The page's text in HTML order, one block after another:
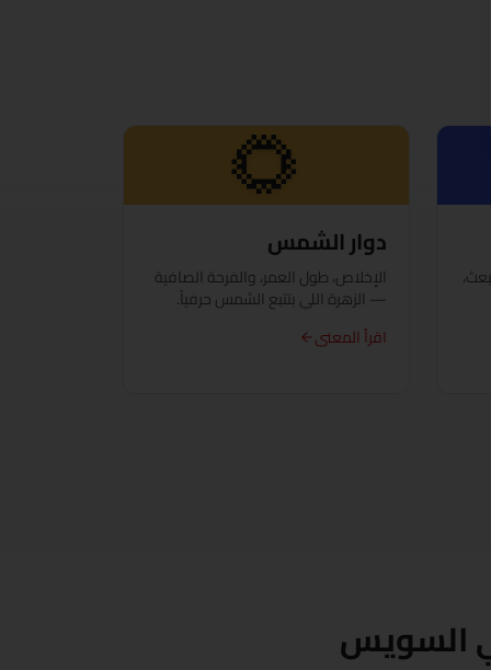
🌻
دوار الشمس
الإخلاص، طول العمر، والفرحة الصافية
— الزهرة اللي بتتبع الشمس حرفياً.
اقرأ المعنى
السويس